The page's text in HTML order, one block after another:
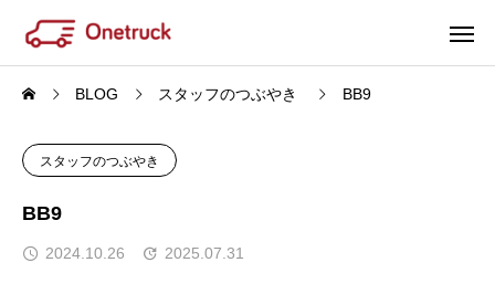
BLOG スタッフのつぶやき BB9
スタッフのつぶやき
BB9
2024.10.26 2025.07.31